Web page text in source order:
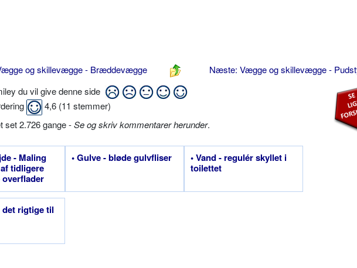
og skillevægge - Bræddevægge
Næste: Vægge og skillevægge -
du vil give denne side
4,6 (11 stemmer)
set 2.726 gange -Se og skriv kommentarer herunder.
- Maling
tidligere
overflader
• Gulve - bløde gulvfliser
• Vand - regulér skyllet i
toilettet
det rigtige til